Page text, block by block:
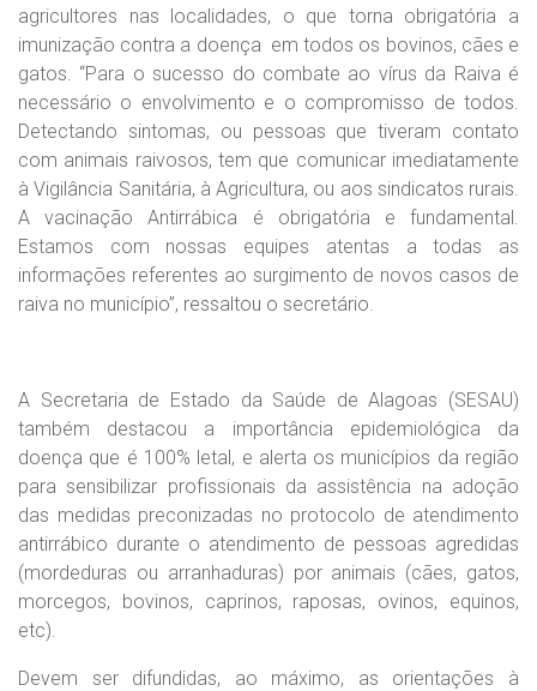
agricultores nas localidades, o que torna obrigatória a
imunização contra a doença em todos os bovinos, cães e
gatos. “Para o sucesso do combate ao vírus da Raiva é
necessário o envolvimento e o compromisso de todos.
Detectando sintomas, ou pessoas que tiveram contato
com animais raivosos, tem que comunicar imediatamente
à Vigilância Sanitária, à Agricultura, ou aos sindicatos rurais.
A vacinação Antirrábica é obrigatória e fundamental.
Estamos com nossas equipes atentas a todas as
informações referentes ao surgimento de novos casos de
raiva no município”, ressaltou o secretário.
A Secretaria de Estado da Saúde de Alagoas (SESAU)
também destacou a importância epidemiológica da
doença que é 100% letal, e alerta os municípios da região
para sensibilizar profissionais da assistência na adoção
das medidas preconizadas no protocolo de atendimento
antirrábico durante o atendimento de pessoas agredidas
(mordeduras ou arranhaduras) por animais (cães, gatos,
morcegos, bovinos, caprinos, raposas, ovinos, equinos,
etc).
Devem ser difundidas, ao máximo, as orientações à